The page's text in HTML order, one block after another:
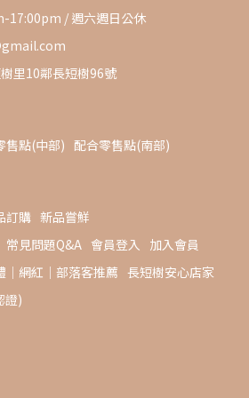
17:00pm / 週六週日公休
里10鄰長短樹96號
售點(中部) 配合零售點(南部)
訂購 新品嘗鮮
常見問題Q&A 會員登入
加入會員
｜網紅｜部落客推薦 長短樹安心店家
證)